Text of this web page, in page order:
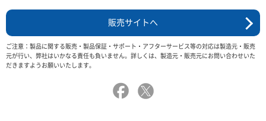
販売サイトへ
ご注意：製品に関する販売・製品保証・サポート・アフターサービス等の対応は製造元・販売
元が行い、弊社はいかなる責任も負いません。詳しくは、製造元・販売元にお問い合わせいた
だきますようお願いいたします。